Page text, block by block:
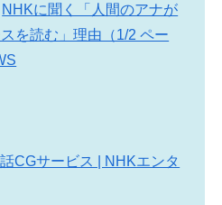
NHKに聞く「人間のアナが
を読む」理由（1/2 ペー
CGサービス | NHKエンタ